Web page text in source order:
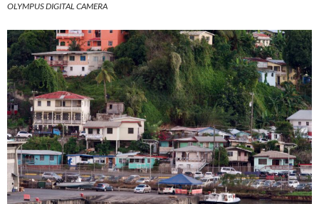
OLYMPUS DIGITAL CAMERA